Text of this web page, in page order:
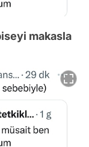
makasla